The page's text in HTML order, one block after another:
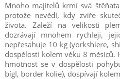
Mnoho majitelů krmí svá
protože nevědí, kdy zvíře
života. Zaleží na velikosti
dozrávají mnohem rychleji,
nepřesahuje 10 kg (yorkshiere,
dospělosti kolem věku 8 měsíců.
hmotnost se v dospělosti
bígl, border kolie), dospívají